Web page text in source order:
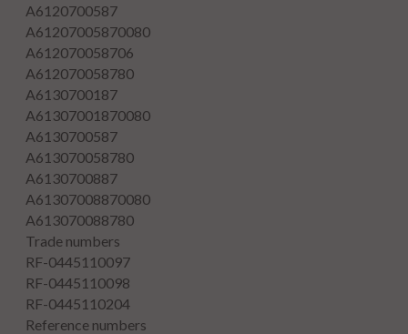
A6120700587
A61207005870080
A612070058706
A612070058780
A6130700187
A61307001870080
A6130700587
A613070058780
A6130700887
A61307008870080
A613070088780
Trade numbers
RF-0445110097
RF-0445110098
RF-0445110204
Reference numbers